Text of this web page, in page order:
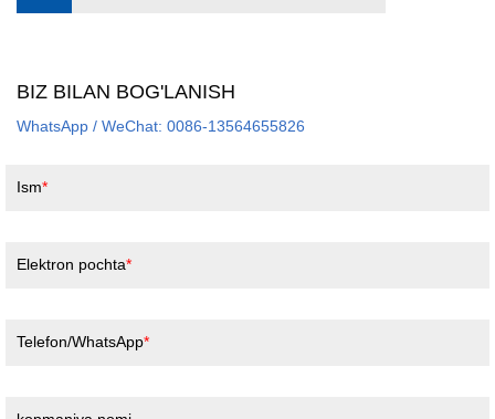
BIZ BILAN BOG'LANISH
WhatsApp / WeChat: 0086-13564655826
Ism
Elektron pochta
Telefon/WhatsApp